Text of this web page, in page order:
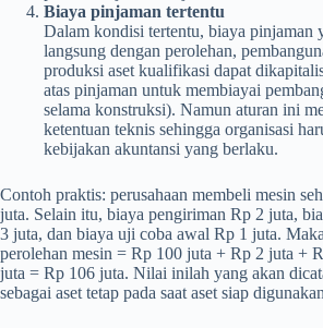
Biaya pinjaman tertentu
Dalam kondisi tertentu, biaya pinjaman
langsung dengan perolehan,
produksi aset kualifikasi dapat
atas pinjaman untuk membiayai
selama konstruksi). Namun aturan ini
ketentuan teknis sehingga organisasi
kebijakan akuntansi yang berlaku.
Contoh praktis: perusahaan membeli mesin
juta. Selain itu, biaya pengiriman Rp 2 juta,
3 juta, dan biaya uji coba awal Rp 1 juta.
perolehan mesin = Rp 100 juta + Rp 2 juta +
juta = Rp 106 juta. Nilai inilah yang akan
sebagai aset tetap pada saat aset siap